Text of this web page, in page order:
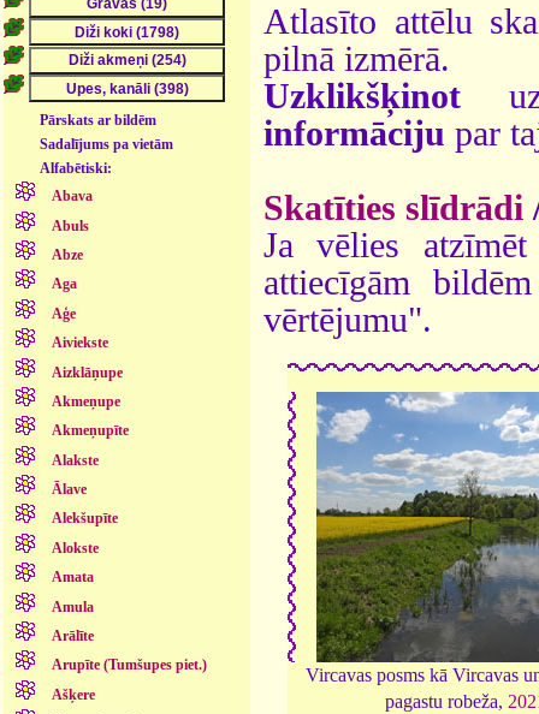
Pārskats ar bildēm
Sadalījums pa vietām
Alfabētiski:
Abava
Abuls
Abze
Aga
Aģe
Aiviekste
Aizklāņupe
Akmeņupe
Akmeņupīte
Alakste
Ālave
Alekšupīte
Alokste
Amata
Amula
Arālīte
Arupīte (Tumšupes piet.)
Ašķere
Atlasīto attēlu
pilnā izmērā.
Uzklikšķinot
informāciju par
Skatīties slīdrādi
Ja vēlies
attiecīgām
vērtējumu".
Vircavas posms kā Vircavas
pagastu robeža,